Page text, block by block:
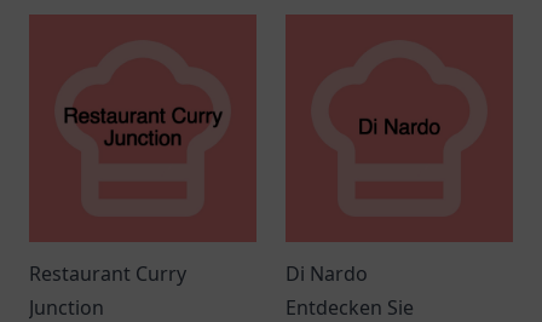
Restaurant Curry
Junction
Di Nardo
Entdecken Sie